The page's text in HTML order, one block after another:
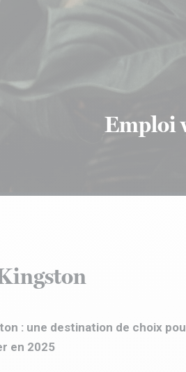
Emploi
: une destination de choix
en 2025